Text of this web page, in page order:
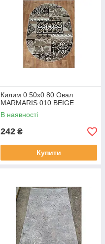
Килим 0.50х0.80 Овал
MARMARIS 010 BEIGE
В наявності
242 ₴
Купити